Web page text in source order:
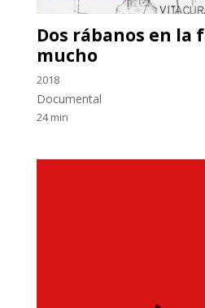
Dos rábanos en la
mucho
2018
Documental
24 min